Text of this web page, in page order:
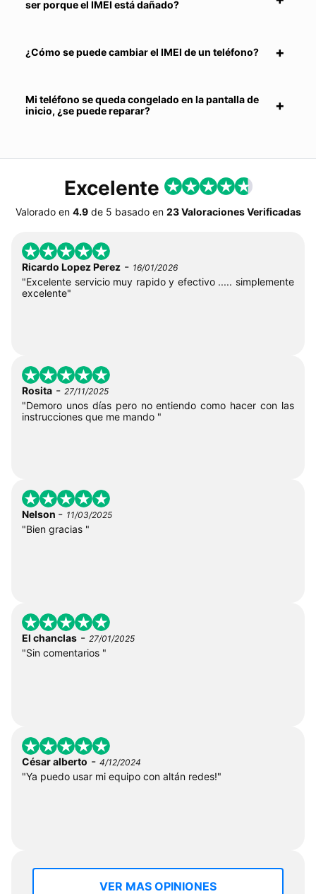
ser porque el IMEI está dañado?
¿Cómo se puede cambiar el IMEI de un teléfono?
Mi teléfono se queda congelado en la pantalla de
inicio, ¿se puede reparar?
Excelente
Valorado en 4.9de 5 basado en 23 Valoraciones Verificadas
Ricardo Lopez Perez - 16/01/2026
"Excelente servicio muy rapido y efectivo ..... simplemente
excelente"
Rosita - 27/11/2025
"Demoro unos días pero no entiendo como hacer con las
instrucciones que me mando "
Nelson - 11/03/2025
"Bien gracias "
El chanclas - 27/01/2025
"Sin comentarios "
César alberto - 4/12/2024
"Ya puedo usar mi equipo con altán redes!"
VER MAS OPINIONES